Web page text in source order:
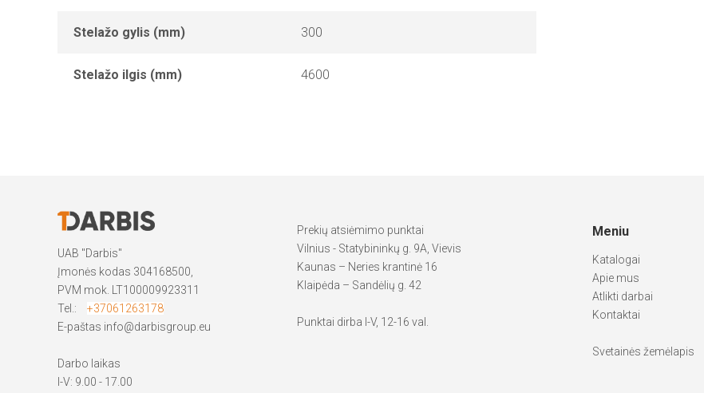
Stelažo gylis (mm) 300
Stelažo ilgis (mm) 4600
UAB "Darbis"
Įmonės kodas 304168500,
PVM mok. LT100009923311
Tel.:
+37061263178
E-paštas info@darbisgroup.eu
Darbo laikas
I-V: 9.00 - 17.00
Prekių atsiėmimo punktai
Vilnius - Statybininkų g. 9A, Vievis
Kaunas – Neries krantinė 16
Klaipėda – Sandėlių g. 42
Punktai dirba I-V, 12-16 val.
Meniu
Katalogai
Apie mus
Atlikti darbai
Kontaktai
Svetainės žemėlapis